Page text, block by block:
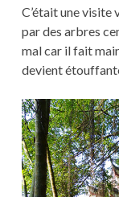
C’était une
par des arbres
mal car il fait
devient